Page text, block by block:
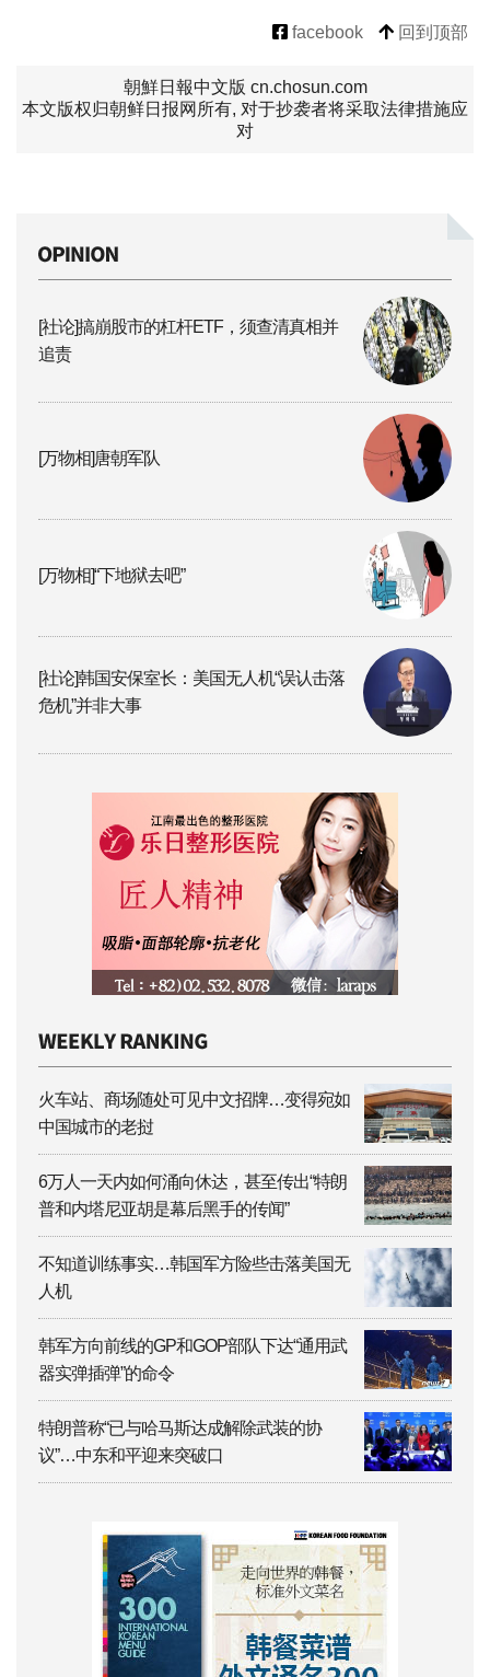
facebook 回到顶部
朝鮮日報中文版 cn.chosun.com
本文版权归朝鲜日报网所有, 对于抄袭者将采取法律措施应
对
[社论]搞崩股市的杠杆ETF，须查清真相并
追责
[万物相]唐朝军队
[万物相]“下地狱去吧”
[社论]韩国安保室长：美国无人机“误认击落
危机”并非大事
火车站、商场随处可见中文招牌…变得宛如
中国城市的老挝
6万人一天内如何涌向休达，甚至传出“特朗
普和内塔尼亚胡是幕后黑手的传闻”
不知道训练事实…韩国军方险些击落美国无
人机
韩军方向前线的GP和GOP部队下达“通用武
器实弹插弹”的命令
特朗普称“已与哈马斯达成解除武装的协
议”…中东和平迎来突破口